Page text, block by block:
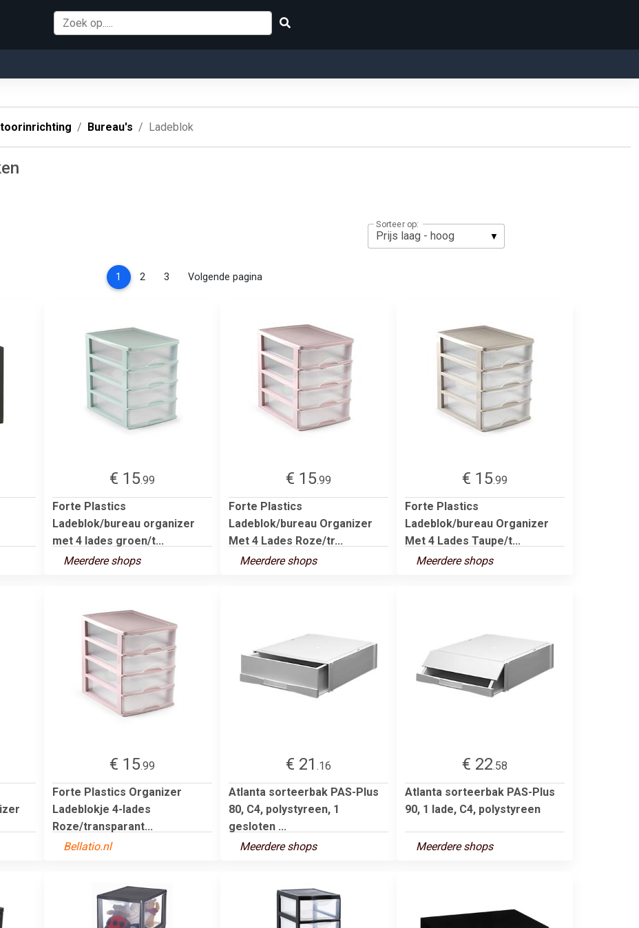
Bureau's Ladeblok
Sorteer op:
1 (current)
2 3 Volgende pagina
€ 15.99
Forte Plastics
Ladeblok/bureau organizer
met 4 lades groen/t...
Meerdere shops
€ 15.99
Forte Plastics
Ladeblok/bureau Organizer
Met 4 Lades Roze/tr...
Meerdere shops
€ 15.99
Forte Plastics
Ladeblok/bureau Organizer
Met 4 Lades Taupe/t...
Meerdere shops
€ 15.99
Forte Plastics Organizer
Ladeblokje 4-lades
Roze/transparant...
Bellatio.nl
€ 21 .16
Atlanta sorteerbak PAS-Plus
80, C4, polystyreen, 1
gesloten ...
Meerdere shops
€ 22.58
Atlanta sorteerbak PAS-Plus
90, 1 lade, C4, polystyreen
Meerdere shops